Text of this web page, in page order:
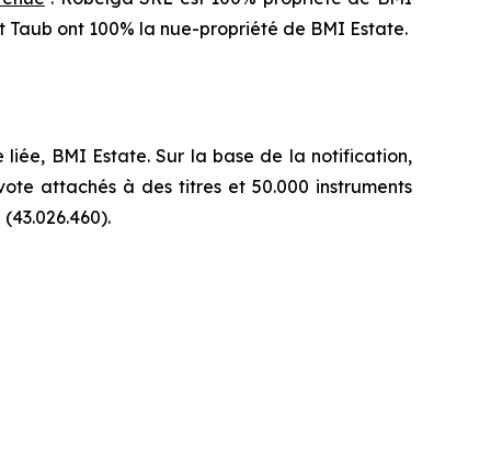
ont 100% la nue-propriété de BMI Estate.
BMI Estate. Sur la base de la notification,
attachés à des titres et 50.000 instruments